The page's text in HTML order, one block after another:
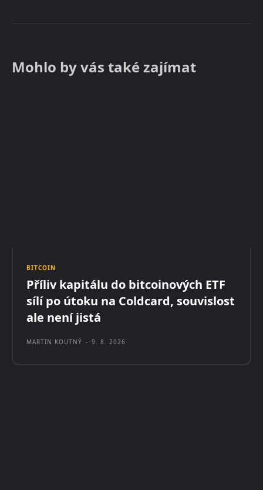
Mohlo by vás také zajímat
BITCOIN
Příliv kapitálu do bitcoinových ETF
sílí po útoku na Coldcard, souvislost
ale není jistá
MARTIN KOUTNÝ - 9. 8. 2026